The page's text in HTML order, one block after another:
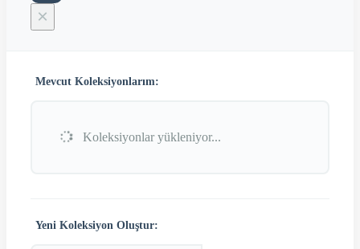
×
Mevcut Koleksiyonlarım:
Koleksiyonlar yükleniyor...
Yeni Koleksiyon Oluştur: